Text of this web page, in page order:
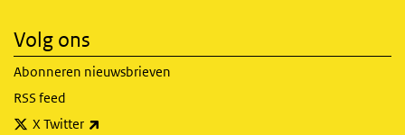
Volg ons
Abonneren nieuwsbrieven
RSS feed
X Twitter